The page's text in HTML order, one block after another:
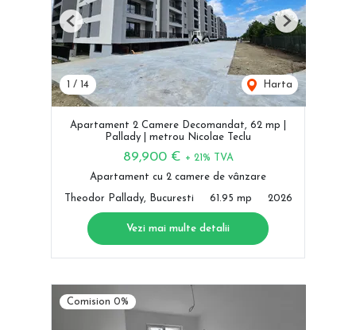
1 / 14 Harta
Previous Next
Apartament 2 Camere Decomandat, 62 mp |
Pallady | metrou Nicolae Teclu
89,900 € + 21% TVA
Apartament cu 2 camere de vânzare
Theodor Pallady, Bucuresti 61.95 mp 2026
Vezi mai multe detalii
Comision 0%